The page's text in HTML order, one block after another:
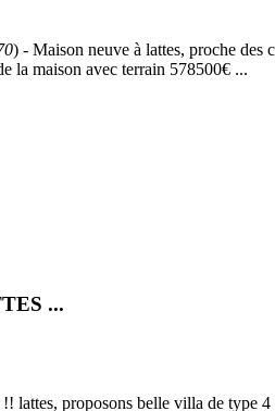
) - Maison neuve à lattes, proche des
la maison avec terrain 578500€ ...
...
lattes, proposons belle villa de type